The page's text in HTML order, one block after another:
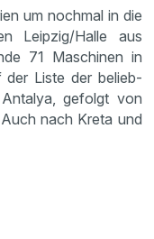
um nochmal in die
Leipzig/Halle aus
71 Maschinen in
der Liste der belieb­
gefolgt von
nach Kreta und